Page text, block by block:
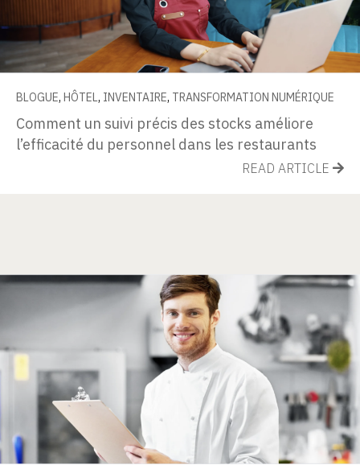
BLOGUE, HÔTEL , INVENTAIRE, TRANSFORMATION NUMÉRIQUE
Comment un suivi précis des stocks améliore
l’efficacité du personnel dans les restaurants
READ ARTICLE